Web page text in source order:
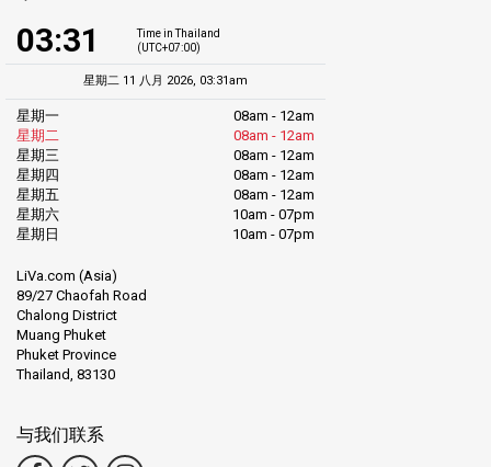
03:31
Time in Thailand
(UTC+07:00)
星期二 11 八月 2026, 03:31am
星期一
08am - 12am
星期二
08am - 12am
星期三
08am - 12am
星期四
08am - 12am
星期五
08am - 12am
星期六
10am - 07pm
星期日
10am - 07pm
LiVa.com (Asia)
89/27 Chaofah Road
Chalong District
Muang Phuket
Phuket Province
Thailand, 83130
与我们联系